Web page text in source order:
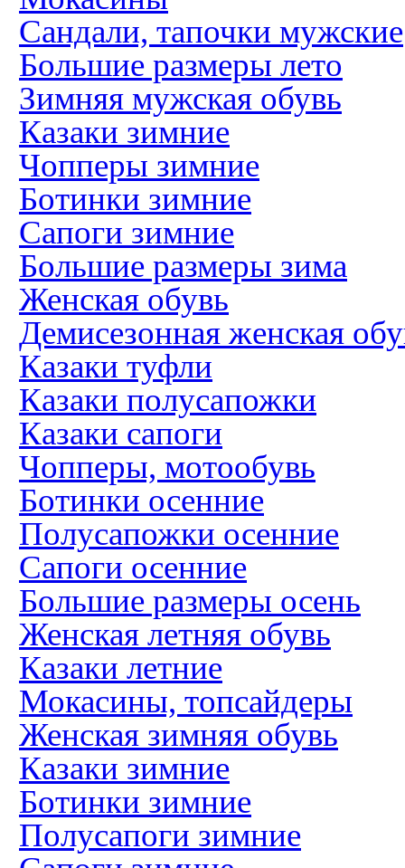
Сандали, тапочки мужские
Большие размеры лето
Зимняя мужская обувь
Казаки зимние
Чопперы зимние
Ботинки зимние
Сапоги зимние
Большие размеры зима
Женская обувь
Демисезонная женская
Казаки туфли
Казаки полусапожки
Казаки сапоги
Чопперы, мотообувь
Ботинки осенние
Полусапожки осенние
Сапоги осенние
Большие размеры осень
Женская летняя обувь
Казаки летние
Мокасины, топсайдеры
Женская зимняя обувь
Казаки зимние
Ботинки зимние
Полусапоги зимние